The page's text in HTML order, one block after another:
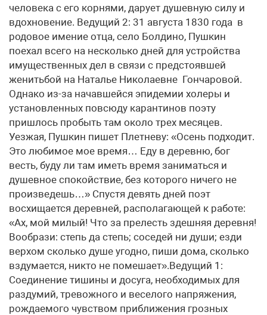
человека с его корнями, дарует душевную силу и
вдохновение. Ведущий 2: 31 августа 1830 года в
родовое имение отца, село Болдино, Пушкин
поехал всего на несколько дней для устройства
имущественных дел в связи с предстоявшей
женитьбой на Наталье Николаевне Гончаровой.
Однако из-за начавшейся эпидемии холеры и
установленных повсюду карантинов поэту
пришлось пробыть там около трех месяцев.
Уезжая, Пушкин пишет Плетневу: «Осень подходит.
Это любимое мое время… Еду в деревню, бог
весть, буду ли там иметь время заниматься и
душевное спокойствие, без которого ничего не
произведешь…» Спустя девять дней поэт
восхищается деревней, располагающей к работе:
«Ах, мой милый! Что за прелесть здешняя деревня!
Вообрази: степь да степь; соседей ни души; езди
верхом сколько душе угодно, пиши дома, сколько
вздумается, никто не помешает».Ведущий 1:
Соединение тишины и досуга, необходимых для
раздумий, тревожного и веселого напряжения,
рождаемого чувством приближения грозных